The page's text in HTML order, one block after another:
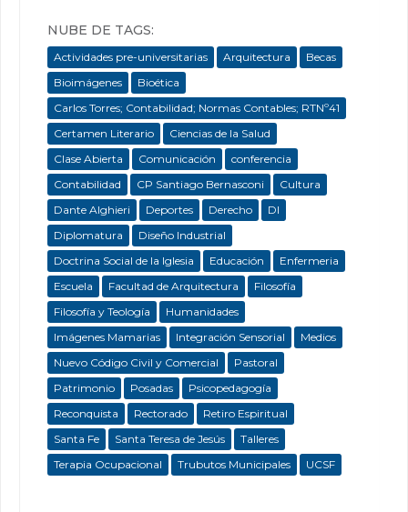
NUBE DE TAGS:
Actividades pre-universitarias Arquitectura
Becas
Bioimágenes
Bioética
Carlos Torres; Contabilidad; Normas Contables; RTNº41
Certamen Literario
Ciencias de la Salud
Clase Abierta
Comunicación
conferencia
Contabilidad
CP Santiago Bernasconi
Cultura
Dante Alghieri
Deportes Derecho
DI
Diplomatura
Diseño Industrial
Doctrina Social de la Iglesia
Educación
Enfermeria
Escuela
Facultad de Arquitectura
Filosofía
Filosofía y Teología
Humanidades
Imágenes Mamarias
Integración Sensorial
Medios
Nuevo Código Civil y Comercial
Pastoral
Patrimonio
Posadas
Psicopedagogía
Reconquista
Rectorado
Retiro Espiritual
Santa Fe
Santa Teresa de Jesús
Talleres
Terapia Ocupacional
Trubutos Municipales UCSF